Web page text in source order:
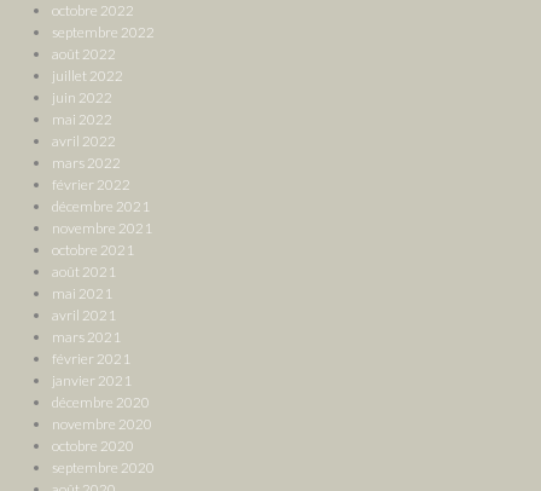
octobre 2022
septembre 2022
août 2022
juillet 2022
juin 2022
mai 2022
avril 2022
mars 2022
février 2022
décembre 2021
novembre 2021
octobre 2021
août 2021
mai 2021
avril 2021
mars 2021
février 2021
janvier 2021
décembre 2020
novembre 2020
octobre 2020
septembre 2020